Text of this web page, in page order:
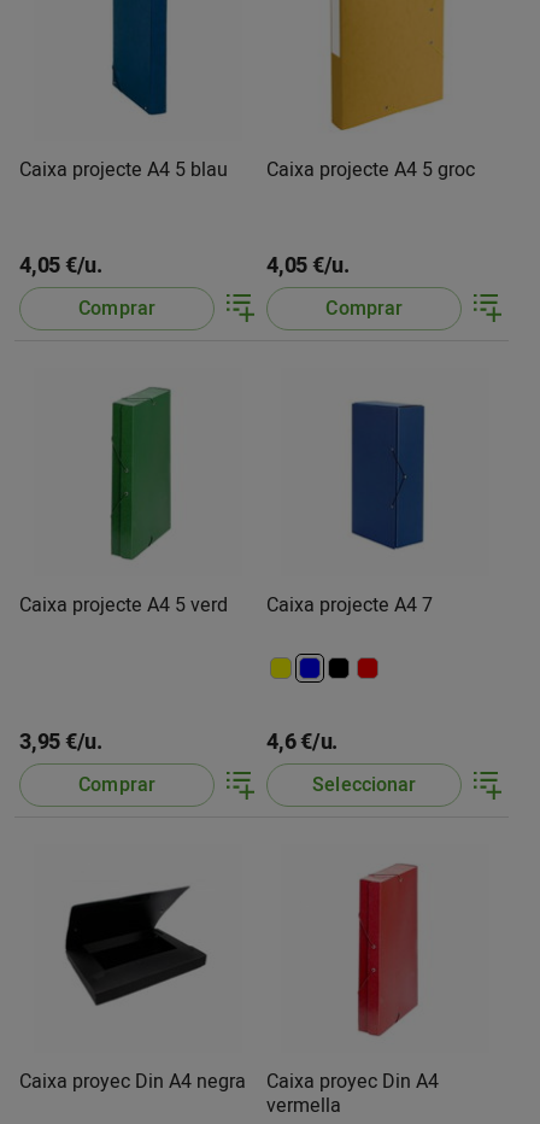
Caixa projecte A4 5 blau
4,05 €/u.
Comprar
Caixa projecte A4 5 groc
4,05 €/u.
Comprar
Caixa projecte A4 5 verd
3,95 €/u.
Comprar
Caixa projecte A4 7
4,6 €/u.
Seleccionar
Caixa proyec Din A4 negra
Caixa proyec Din A4
vermella